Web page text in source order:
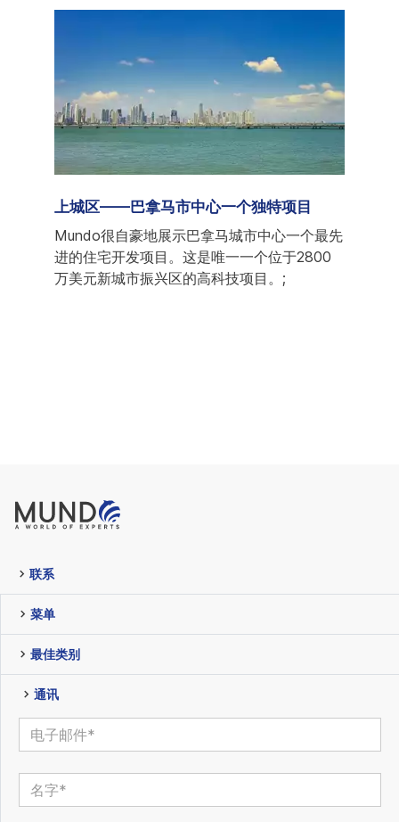
上城区——巴拿马市中心一个独特项目
Mundo很自豪地展示巴拿马城市中心一个最先
进的住宅开发项目。这是唯一一个位于2800
万美元新城市振兴区的高科技项目。;
联系
菜单
最佳类别
通讯